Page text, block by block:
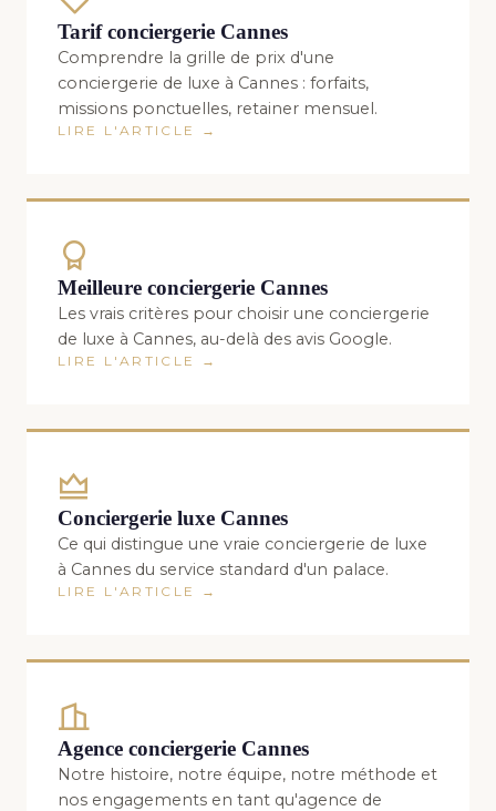
Tarif conciergerie Cannes
Comprendre la grille de prix d'une
conciergerie de luxe à Cannes : forfaits,
missions ponctuelles, retainer mensuel.
LIRE L'ARTICLE →
Meilleure conciergerie Cannes
Les vrais critères pour choisir une conciergerie
de luxe à Cannes, au-delà des avis Google.
LIRE L'ARTICLE →
Conciergerie luxe Cannes
Ce qui distingue une vraie conciergerie de luxe
à Cannes du service standard d'un palace.
LIRE L'ARTICLE →
Agence conciergerie Cannes
Notre histoire, notre équipe, notre méthode et
nos engagements en tant qu'agence de